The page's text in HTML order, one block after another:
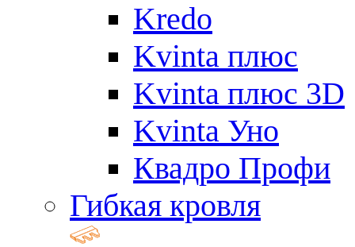
Kredo
Kvinta плюс
Kvinta плюс 3D
Kvinta Уно
Квадро Профи
Гибкая кровля